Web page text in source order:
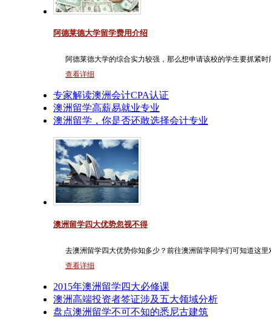
阿德莱德大学留学费用介绍
阿德莱德大学的综合实力较强，那么想申请该校的学生要抓紧
查看详细
专家解读澳洲会计CPA认证
澳洲留学高薪易就业专业
澳洲留学，你是否还敢选择会计专业
澳洲留学四大优势忽视不得
去澳洲留学四大优势你知多少？前往澳洲留学同学们可知道这里
查看详细
2015年澳洲留学四大必修课
澳洲高端投资者签证涉及五大领域分析
盘点澳洲留学不可不知的悉尼古建筑